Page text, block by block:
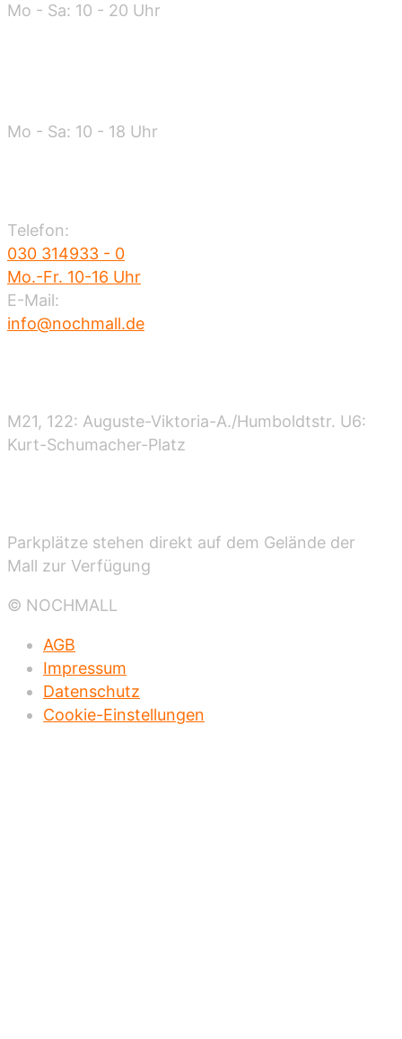
Mo - Sa: 10 - 20 Uhr
Mo - Sa: 10 - 18 Uhr
Telefon:
030 314933 - 0
Mo.-Fr. 10-16 Uhr
E-Mail:
info@nochmall.de
M21, 122: Auguste-Viktoria-A./Humboldtstr. U6:
Kurt-Schumacher-Platz
Parkplätze stehen direkt auf dem Gelände der
Mall zur Verfügung
© NOCHMALL
AGB
Impressum
Datenschutz
Cookie-Einstellungen